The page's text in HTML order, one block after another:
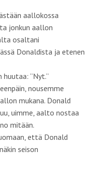
mitään.
että Donald
seison
, ketään ei ole
ylösvetämisen
maihin. Siis
kuvia.
-hatun päähän.
lahjoituksen